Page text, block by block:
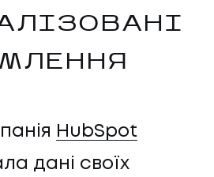
HubSpot
дані своїх